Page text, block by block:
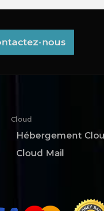
nous
Cloud
Hébergement
Cloud Mail